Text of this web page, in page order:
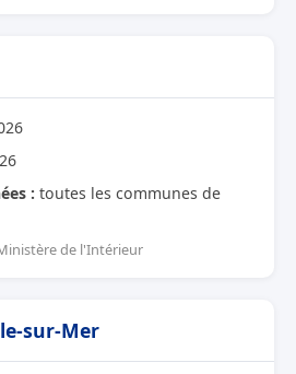
: toutes les communes de
de l'Intérieur
sur-Mer